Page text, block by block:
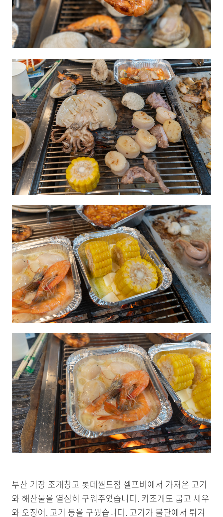
부산 기장 조개창고 롯데월드점 셀프바에서 가져온 고기
와 해산물을 열심히 구워주었습니다. 키조개도 굽고 새우
와 오징어, 고기 등을 구웠습니다. 고기가 불판에서 튀겨